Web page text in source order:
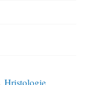
Hristologie